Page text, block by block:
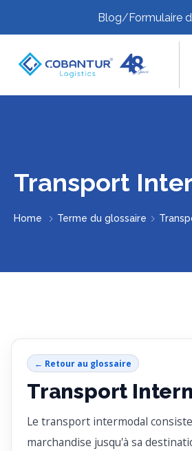
Blog/Formulaire
Transport
Home Terme du glossaire
← Retour au glossaire
Transport
Le transport intermodal
marchandise jusqu'à sa